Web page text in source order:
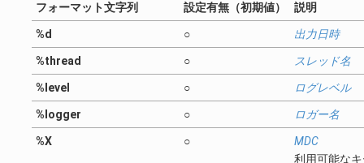
フォーマット文字列 設定有無（初期値） 説明
%d ○ 出力日時
%thread ○ スレッド名
%level ○ ログレベル
%logger ○ ロガー名
%X ○
MDC
利用可能な